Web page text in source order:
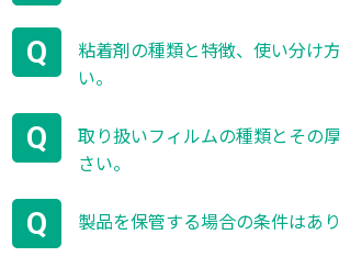
Q
粘着剤の種類と特徴、使い分け
い。
Q
取り扱いフィルムの種類とその
さい。
Q 製品を保管する場合の条件はあり